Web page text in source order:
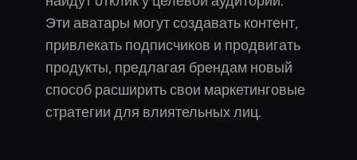
Эти аватары могут создавать контент,
привлекать подписчиков и продвигать
продукты, предлагая брендам новый
способ расширить свои маркетинговые
стратегии для влиятельных лиц.